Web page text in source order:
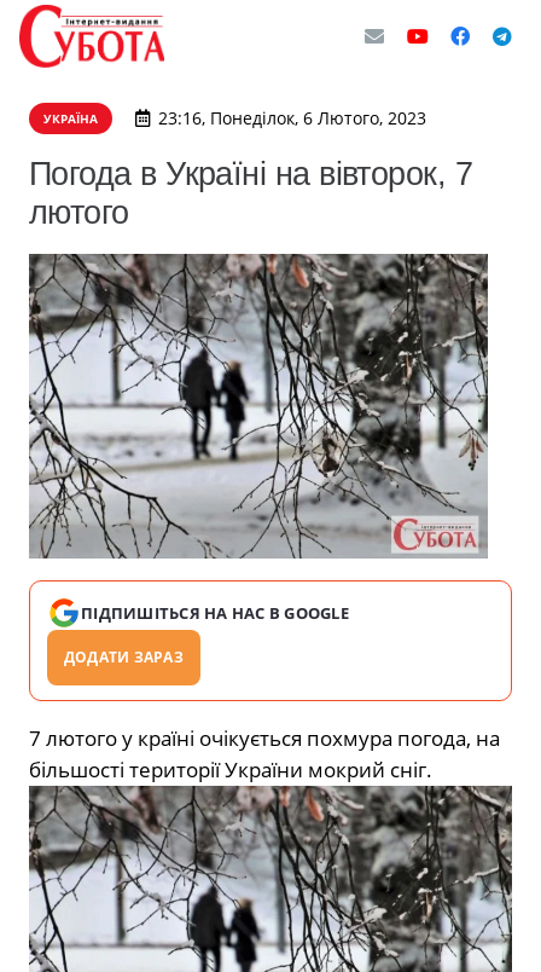
УКРАЇНА 23:16, Понеділок, 6 Лютого, 2023
Погода в Україні на вівторок, 7
лютого
ПІДПИШІТЬСЯ НА НАС В GOOGLE
ДОДАТИ ЗАРАЗ
7 лютого у країні очікується похмура погода, на
більшості території України мокрий сніг.